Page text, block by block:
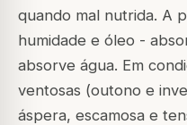
quando mal nutrida. A
humidade e óleo -
absorve água. Em
ventosas (outono e
áspera, escamosa e